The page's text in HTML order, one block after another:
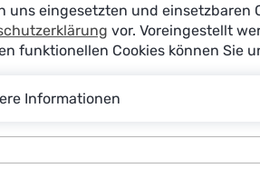
Johannes Schmid-
Johannsen
uns eingesetzten und
vor. Voreingestellt
funktionellen Cookies können Sie
Informationen